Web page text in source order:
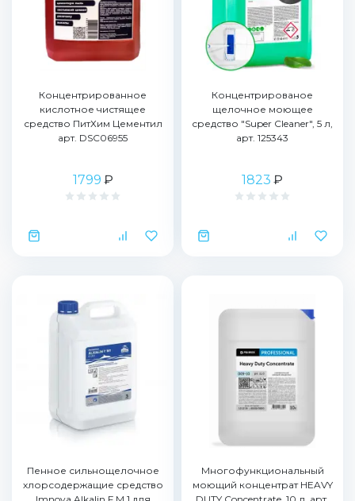
Концентрированное
кислотное чистящее
средство ПитХим Цементил
арт. DSC06955
1799 ₽
Концентрированое
щелочное моющее
средство "Super Cleaner", 5 л,
арт. 125343
1823 ₽
Пенное сильнощелочное
хлорсодержащие средство
Многофункциональный
моющий концентрат HEAVY